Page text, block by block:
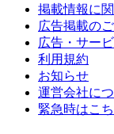
掲載情報に
広告掲載の
広告・サー
利用規約
お知らせ
運営会社に
緊急時はこ